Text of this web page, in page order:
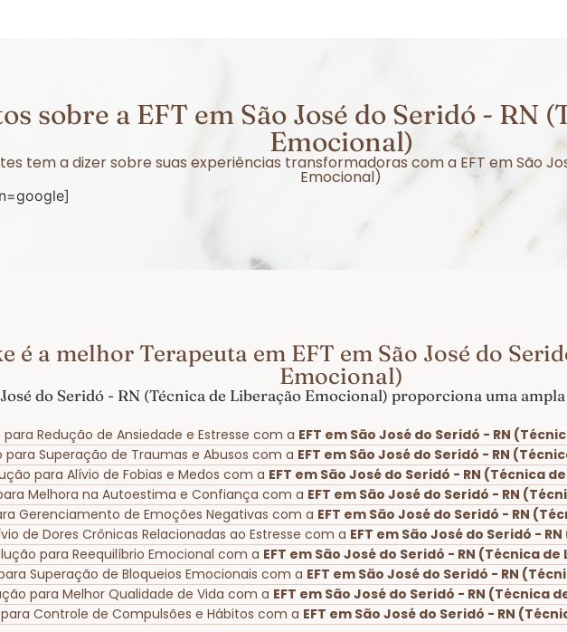
sobre a EFT em São José do Seridó - RN
Emocional)
tem a dizer sobre suas experiências transformadoras com a EFT em São
Emocional)
é a melhor Terapeuta em EFT em São José do
Emocional)
José do Seridó - RN (Técnica de Liberação Emocional) proporciona uma
para Redução de Ansiedade e Estresse com a EFT em São José do Seridó - RN
para Superação de Traumas e Abusos com a EFT em São José do Seridó - RN
para Alívio de Fobias e Medos com a EFT em São José do Seridó - RN (Técnica
Melhora na Autoestima e Confiança com a EFT em São José do Seridó - RN
Gerenciamento de Emoções Negativas com a EFT em São José do Seridó - RN
de Dores Crônicas Relacionadas ao Estresse com a EFT em São José do Seridó -
para Reequilíbrio Emocional com a EFT em São José do Seridó - RN (Técnica
Superação de Bloqueios Emocionais com a EFT em São José do Seridó - RN
para Melhor Qualidade de Vida com a EFT em São José do Seridó - RN (Técnica
Controle de Compulsões e Hábitos com a EFT em São José do Seridó - RN